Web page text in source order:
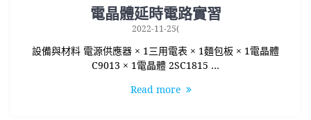
電晶體延時電路實習
2022-11-25(
設備與材料 電源供應器 × 1三用電表 × 1麵包板 × 1電晶體
C9013 × 1電晶體 2SC1815 …
Read more